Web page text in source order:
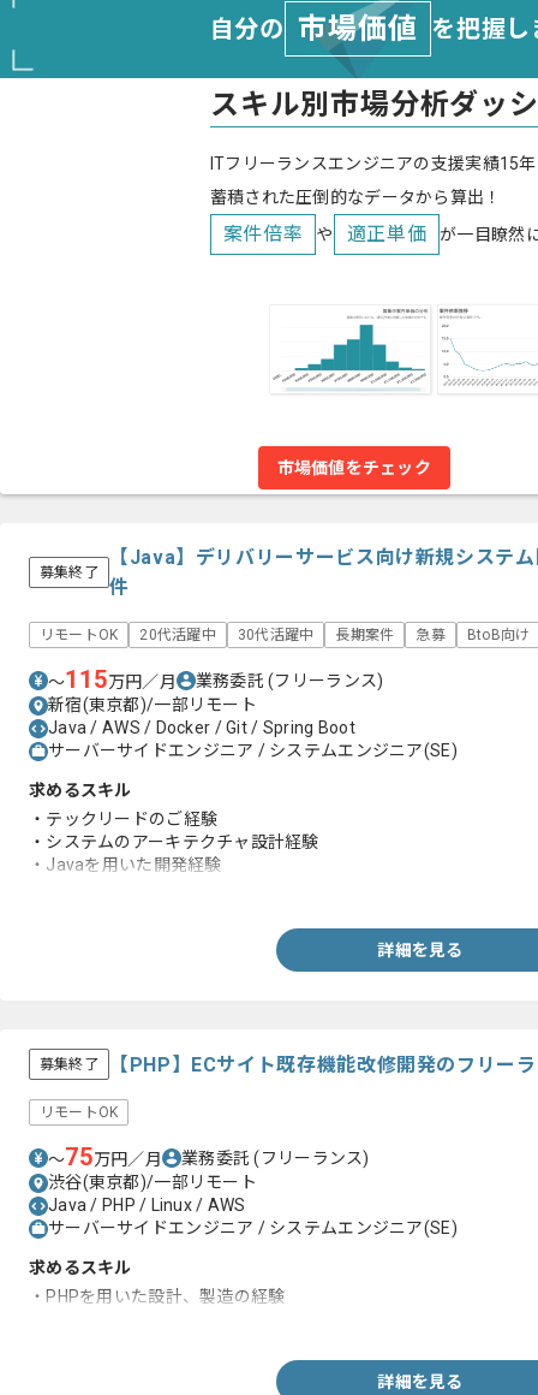
自分の 市場価値 を把握
スキル別市場分析ダッ
ITフリーランスエンジニアの支援実績15
蓄積された圧倒的なデータから算出！
案件倍率 や 適正単価 が一目瞭然
市場価値をチェック
募集終了
【Java】デリバリーサービス向け新規システ
件
リモートOK 20代活躍中 30代活躍中 長期案件 急募 BtoB向け
〜115万円／月 業務委託(フリーランス)
新宿(東京都)/一部リモート
Java / AWS / Docker / Git / Spring Boot
サーバーサイドエンジニア / システムエンジニア(SE)
求めるスキル
・テックリードのご経験
・システムのアーキテクチャ設計経験
・Javaを用いた開発経験
詳細を見る
募集終了 【PHP】ECサイト既存機能改修開発のフリー
リモートOK
〜75万円／月 業務委託(フリーランス)
渋谷(東京都)/一部リモート
Java / PHP / Linux / AWS
サーバーサイドエンジニア / システムエンジニア(SE)
求めるスキル
・PHPを用いた設計、製造の経験
詳細を見る